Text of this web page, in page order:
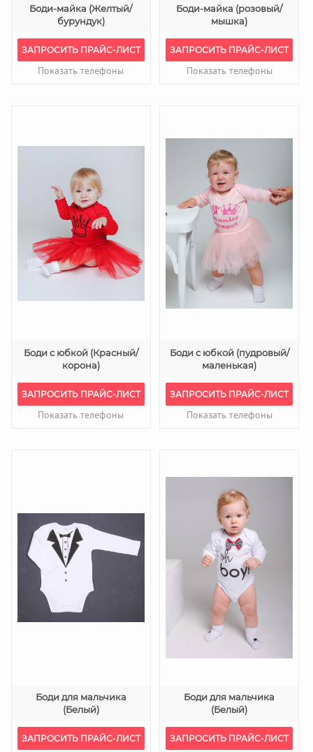
Боди-майка (Желтый/
бурундук)
ЗАПРОСИТЬ ПРАЙС-ЛИСТ
Показать телефоны
Боди-майка (розовый/
мышка)
ЗАПРОСИТЬ ПРАЙС-ЛИСТ
Показать телефоны
Боди с юбкой (Красный/
корона)
ЗАПРОСИТЬ ПРАЙС-ЛИСТ
Показать телефоны
Боди с юбкой (пудровый/
маленькая)
ЗАПРОСИТЬ ПРАЙС-ЛИСТ
Показать телефоны
Боди для мальчика
(Белый)
ЗАПРОСИТЬ ПРАЙС-ЛИСТ
Боди для мальчика
(Белый)
ЗАПРОСИТЬ ПРАЙС-ЛИСТ